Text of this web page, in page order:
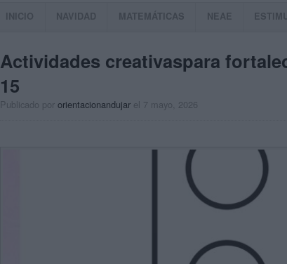
INICIO NAVIDAD MATEMÁTICAS NEAE
Actividades creativaspara
15
Publicado por orientacionandujar el 7 mayo, 2026